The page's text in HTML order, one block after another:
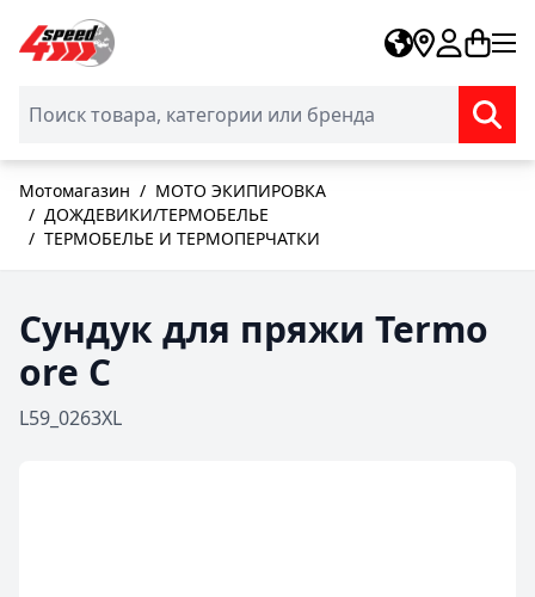
Skip to Content
Мотомагазин / МОТО ЭКИПИРОВКА
/ ДОЖДЕВИКИ/ТЕРМОБЕЛЬЕ
/ ТЕРМОБЕЛЬЕ И ТЕРМОПЕРЧАТКИ
Сундук для пряжи Termo
ore C
L59_0263XL